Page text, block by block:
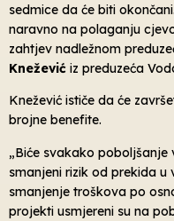
sedmice da će biti
naravno na polaganju
zahtjev nadležnom
Knežević iz preduzeća
Knežević ističe da će
brojne benefite.
„Biće svakako
smanjeni rizik od prekida
smanjenje troškova po
projekti usmjereni su na